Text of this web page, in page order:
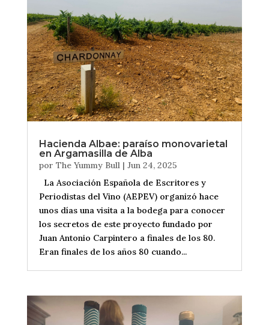
Hacienda Albae: paraíso monovarietal
en Argamasilla de Alba
por The Yummy Bull | Jun 24, 2025
La Asociación Española de Escritores y
Periodistas del Vino (AEPEV) organizó hace
unos días una visita a la bodega para conocer
los secretos de este proyecto fundado por
Juan Antonio Carpintero a finales de los 80.
Eran finales de los años 80 cuando...